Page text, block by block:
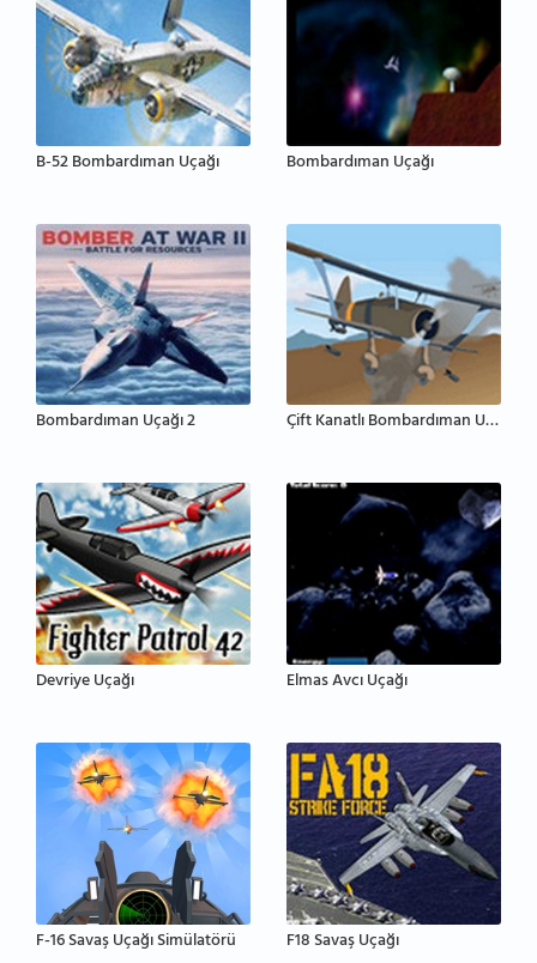
B-52 Bombardıman Uçağı Bombardıman Uçağı
Bombardıman Uçağı 2 Çift Kanatlı Bombardıman Uçağı 2
Devriye Uçağı Elmas Avcı Uçağı
F-16 Savaş Uçağı Simülatörü F18 Savaş Uçağı